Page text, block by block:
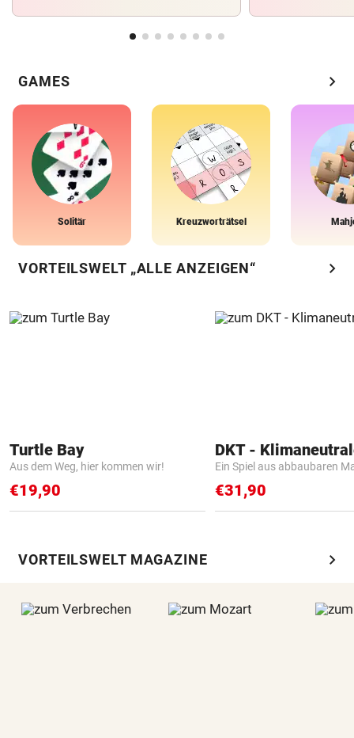
GAMES chevron_right
Solitär Kreuzworträtsel
VORTEILSWELT „ALLE ANZEIGEN“ chevron_right
Turtle Bay
Aus dem Weg, hier kommen wir!
€19,90
Ein Spiel aus abbaubaren
€31,90
VORTEILSWELT MAGAZINE chevron_right